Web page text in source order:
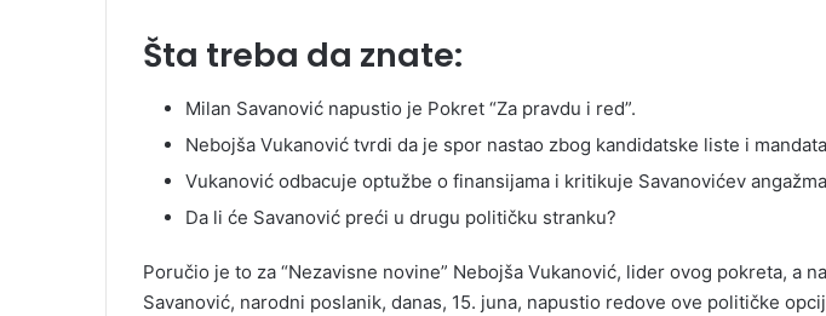
Šta treba da znate:
Milan Savanović napustio je Pokret “Za pravdu i red”.
Nebojša Vukanović tvrdi da je spor nastao zbog kandidatske liste i
Vukanović odbacuje optužbe o finansijama i kritikuje Savanovićev
Da li će Savanović preći u drugu političku stranku?
Poručio je to za “Nezavisne novine” Nebojša Vukanović, lider ovog pokreta, a
Savanović, narodni poslanik, danas, 15. juna, napustio redove ove političke